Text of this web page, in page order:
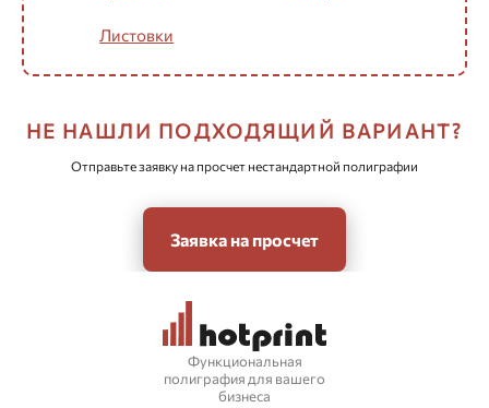
Листовки
НЕ НАШЛИ ПОДХОДЯЩИЙ ВАРИАНТ?
Отправьте заявку на просчет нестандартной полиграфии
Заявка на просчет
Функциональная
полиграфия для вашего
бизнеса